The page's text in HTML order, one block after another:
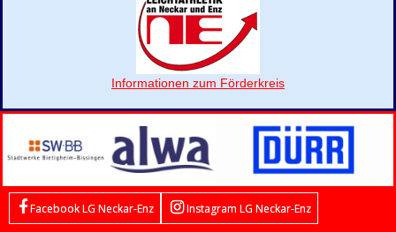
Informationen zum Förderkreis
Facebook LG Neckar-Enz Instagram LG Neckar-Enz